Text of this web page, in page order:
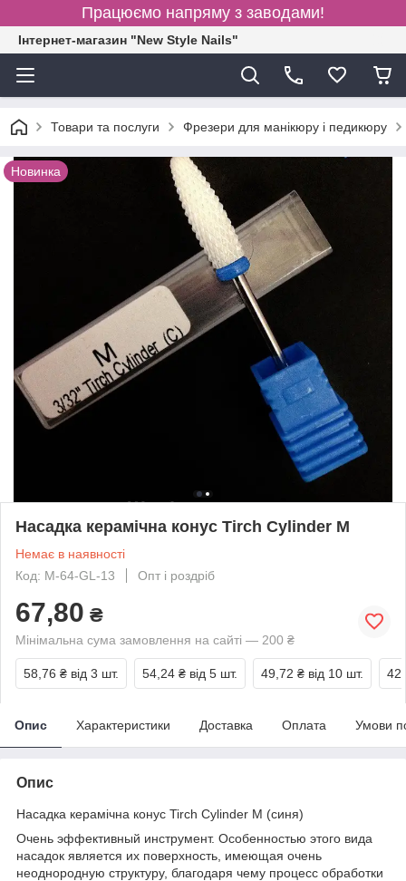
Працюємо напряму з заводами!
Інтернет-магазин "New Style Nails"
Товари та послуги Фрезери для манікюру і педикюру
Новинка
Насадка керамічна конус Tirch Cylinder M
Немає в наявності
Код: M-64-GL-13
Опт і роздріб
67,80 ₴
Мінімальна сума замовлення на сайті — 200 ₴
58,76 ₴ від 3 шт. 54,24 ₴ від 5 шт. 49,72 ₴ від 10 шт.
Опис Характеристики Доставка Оплата Умови
Опис
Насадка керамічна конус Tirch Cylinder M (синя)
Очень эффективный инструмент. Особенностью этого вида
насадок является их поверхность, имеющая очень
неоднородную структуру, благодаря чему процесс обработки